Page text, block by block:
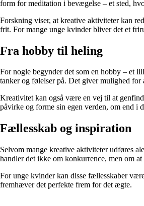
form for meditation i bevægelse – et sted,
Forskning viser, at kreative aktiviteter kan
frit. For mange unge kvinder bliver det et
Fra hobby til heling
For nogle begynder det som en hobby – et
tanker og følelser på. Det giver mulighed
Kreativitet kan også være en vej til at
påvirke og forme sin egen verden, om end i
Fællesskab og inspiration
Selvom mange kreative aktiviteter udføres
handler det ikke om konkurrence, men om
For unge kvinder kan disse fællesskaber
fremhæver det perfekte frem for det ægte.